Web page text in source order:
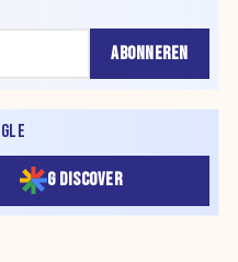
ABONNEREN
G DISCOVER